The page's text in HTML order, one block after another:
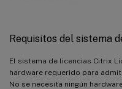
Requisitos del sistema
El sistema de licencias Citrix
hardware requerido para
No se necesita ningún